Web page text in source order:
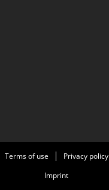
Terms of use
Privacy policy
Imprint